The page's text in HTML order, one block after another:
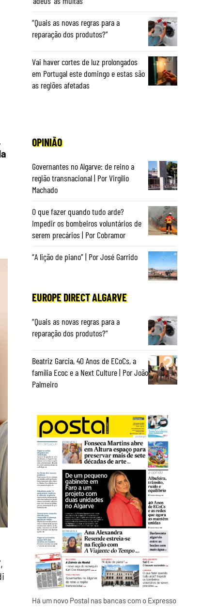
“Quais as novas regras para a
reparação dos produtos?”
Vai haver cortes de luz prolongados
em Portugal este domingo e estas são
as regiões afetadas
OPINIÃO
Governantes no Algarve: de reino a
região transnacional | Por Virgílio
Machado
O que fazer quando tudo arde?
Impedir os bombeiros voluntários de
serem precários | Por Cobramor
“A lição de piano” | Por José Garrido
EUROPE DIRECT ALGARVE
“Quais as novas regras para a
reparação dos produtos?”
Beatriz Garcia, 40 Anos de ECoCs, a
família Ecoc e a Next Culture | Por João
Palmeiro
Há um novo Postal nas bancas com o Expresso